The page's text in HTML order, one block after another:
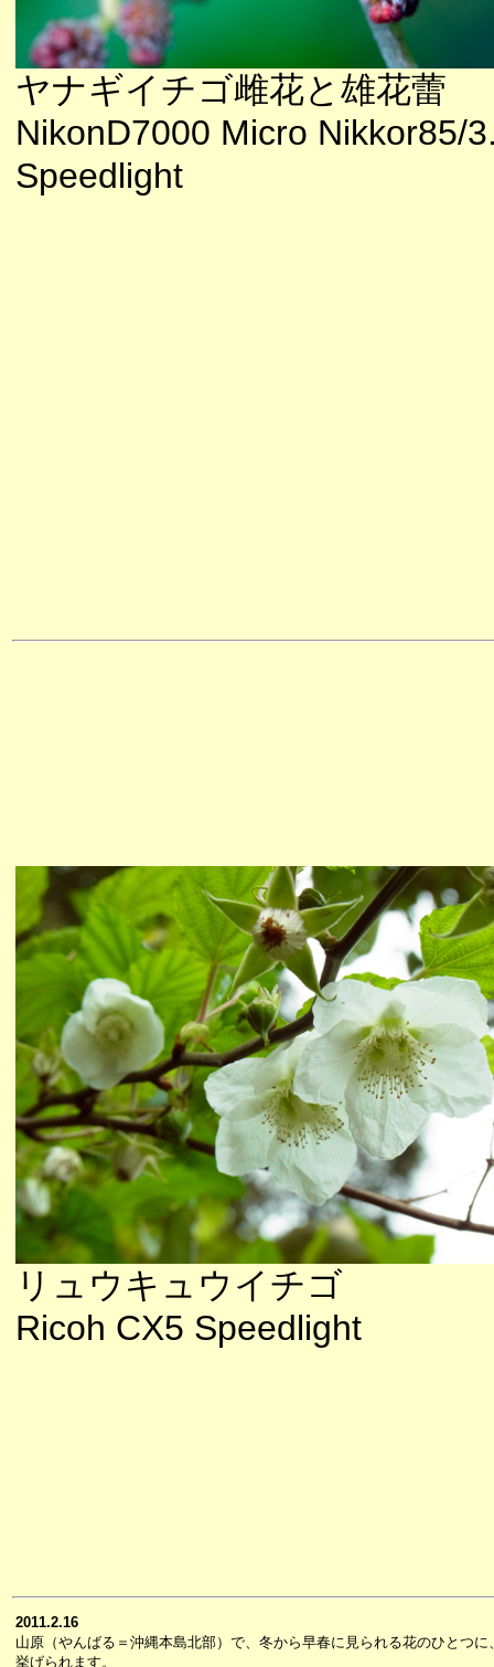
ヤナギイチゴ雌花と雄花蕾
NikonD7000 Micro Nikkor85/
Speedlight
リュウキュウイチゴ
Ricoh CX5 Speedlight
2011.2.16
山原（やんばる＝沖縄本島北部）で、冬から早春に見られる花のひとつに
挙げられます。